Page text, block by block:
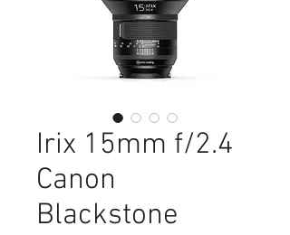
Irix 15mm f/2.4
Canon
Blackstone